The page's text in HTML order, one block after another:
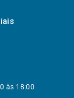
às 18:00